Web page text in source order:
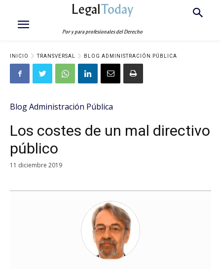
LegalToday
Por y para profesionales del Derecho
INICIO TRANSVERSAL BLOG ADMINISTRACIÓN PÚBLICA
Blog Administración Pública
Los costes de un mal directivo
público
11 diciembre 2019